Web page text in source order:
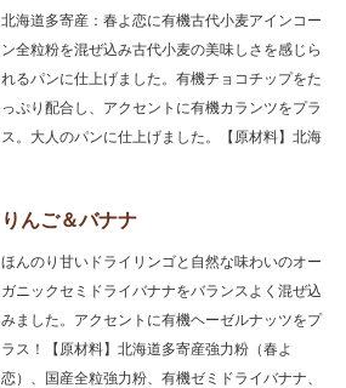
北海道多寄産：春よ恋に有機古代小麦アインコー
ン全粒粉を混ぜ込み古代小麦の美味しさを感じら
れるパンに仕上げました。有機チョコチップをた
っぷり配合し、アクセントに有機カランツをプラ
ス。大人のパンに仕上げました。【原材料】北海
りんご＆バナナ
ほんのり甘いドライリンゴと自然な味わいのオー
ガニックセミドライバナナをバランスよく混ぜ込
みました。アクセントに有機ヘーゼルナッツをプ
ラス！【原材料】北海道多寄産強力粉（春よ
恋）、国産全粒強力粉、有機ゼミドライバナナ、